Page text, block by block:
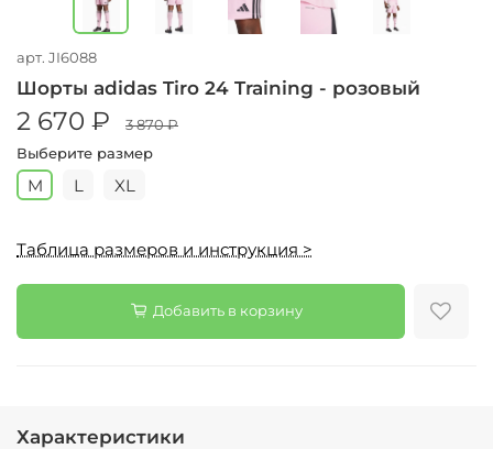
арт. JI6088
Шорты adidas Tiro 24 Training - розовый
2 670 ₽
3 870 ₽
Выберите размер
M L XL
Таблица размеров и инструкция >
Добавить в корзину
Характеристики